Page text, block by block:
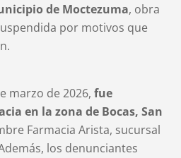
de Moctezuma, obra
por motivos que
marzo de 2026, fue
en la zona de Bocas, San
Farmacia Arista, sucursal
los denunciantes